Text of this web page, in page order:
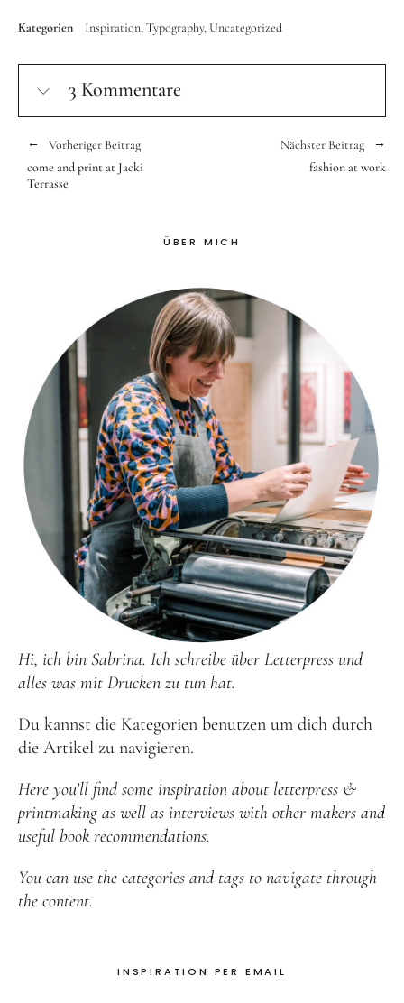
Kategorien Inspiration Typography Uncategorized
3 Kommentare
Vorheriger Beitrag
come and print at Jacki
Terrasse
Nächster Beitrag
fashion at work
ÜBER MICH
Hi, ich bin Sabrina. Ich schreibe über Letterpress und
alles was mit Drucken zu tun hat.
Du kannst die Kategorien benutzen um dich durch
die Artikel zu navigieren.
Here you’ll find some inspiration about letterpress &
printmaking as well as interviews with other makers and
useful book recommendations.
You can use the categories and tags to navigate through
the content.
INSPIRATION PER EMAIL